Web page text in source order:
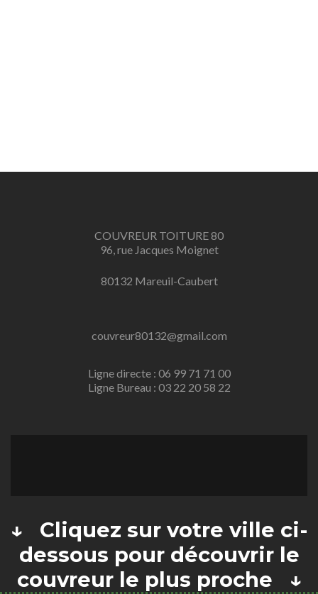
COUVREUR TOITURE 80
96, rue Jacques Moignet
80132 Mareuil-Caubert
couvreur80132@gmail.com
Ligne directe : 06 99 71 71 00
Ligne Bureau : 03 22 20 58 22
↓ Cliquez sur votre ville ci-
dessous pour découvrir le
couvreur le plus proche ↓